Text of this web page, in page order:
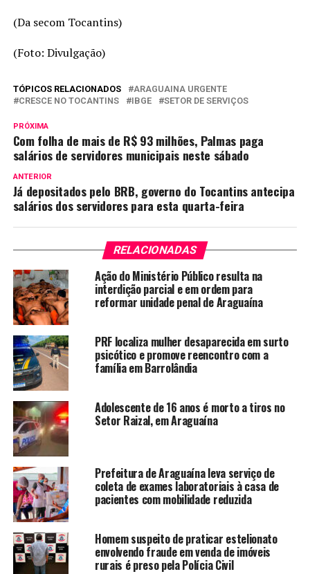
(Da secom Tocantins)
(Foto: Divulgação)
TÓPICOS RELACIONADOS
ARAGUAINA URGENTE
CRESCE NO TOCANTINS
IBGE SETOR DE SERVIÇOS
PRÓXIMA
Com folha de mais de R$ 93 milhões, Palmas paga
salários de servidores municipais neste sábado
ANTERIOR
Já depositados pelo BRB, governo do Tocantins antecipa
salários dos servidores para esta quarta-feira
RELACIONADAS
Ação do Ministério Público resulta na
interdição parcial e em ordem para
reformar unidade penal de Araguaína
PRF localiza mulher desaparecida em surto
psicótico e promove reencontro com a
família em Barrolândia
Adolescente de 16 anos é morto a tiros no
Setor Raizal, em Araguaína
Prefeitura de Araguaína leva serviço de
coleta de exames laboratoriais à casa de
pacientes com mobilidade reduzida
Homem suspeito de praticar estelionato
envolvendo fraude em venda de imóveis
rurais é preso pela Polícia Civil